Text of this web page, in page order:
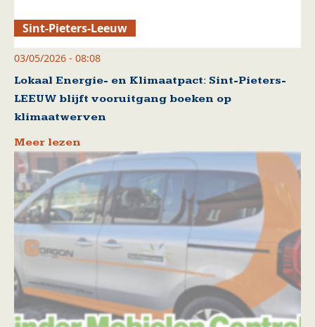
Sint-Pieters-Leeuw
03/05/2026 - 08:08
Lokaal Energie- en Klimaatpact: Sint-Pieters-
LEEUW blijft vooruitgang boeken op
klimaatwerven
Meer lezen